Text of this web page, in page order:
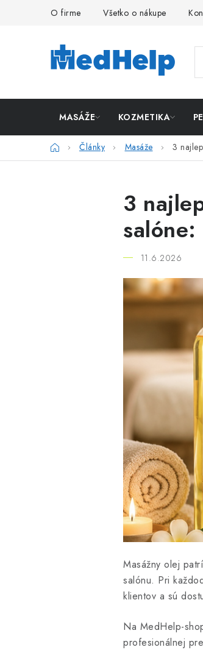
O firme Všetko o nákupe
MASÁŽE KOZMETIKA
DomovČlánky Masáže 3
3
11.6.2026
Masážny olej
salónu. Pri
klientov a sú
Na MedHelp-
profesionálnej